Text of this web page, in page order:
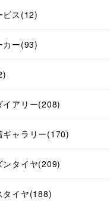
ス (12)
カー(93)
イアリー(208)
ャラリー(170)
ンタイヤ(209)
タイヤ(188)